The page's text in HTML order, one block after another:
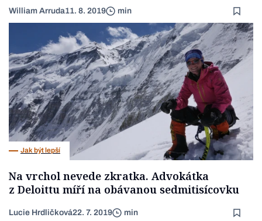
William Arruda11. 8. 2019 min
Jak být lepší
Na vrchol nevede zkratka. Advokátka
z Deloittu míří na obávanou sedmitisícovku
Lucie Hrdličková22. 7. 2019 min